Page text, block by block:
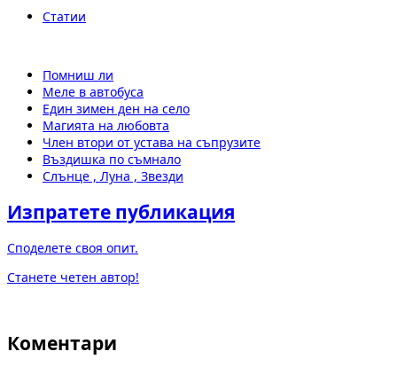
Статии
Помниш ли
Меле в автобуса
Един зимен ден на село
Магията на любовта
Член втори от устава на съпрузите
Въздишка по съмнало
Слънце , Луна , Звезди
Изпратете публикация
Споделете своя опит.
Станете четен автор!
Коментари